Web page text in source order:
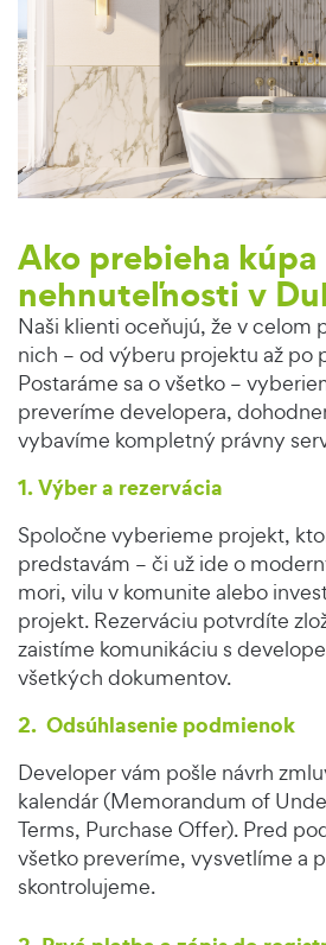
Ako prebieha kúpa
nehnuteľnosti v
Naši klienti oceňujú, že v celom
nich – od výberu projektu až po
Postaráme sa o všetko –
preveríme developera,
vybavíme kompletný právny
1. Výber a rezervácia
Spoločne vyberieme projekt,
predstavám – či už ide o
mori, vilu v komunite alebo
projekt. Rezerváciu potvrdíte
zaistíme komunikáciu s
všetkých dokumentov.
2. Odsúhlasenie podmienok
Developer vám pošle návrh
kalendár (Memorandum of
Terms, Purchase Offer). Pred
všetko preveríme, vysvetlíme a
skontrolujeme.